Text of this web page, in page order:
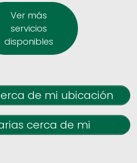
Ver más
servicios
disponibles
de mi ubicación
cerca de mi